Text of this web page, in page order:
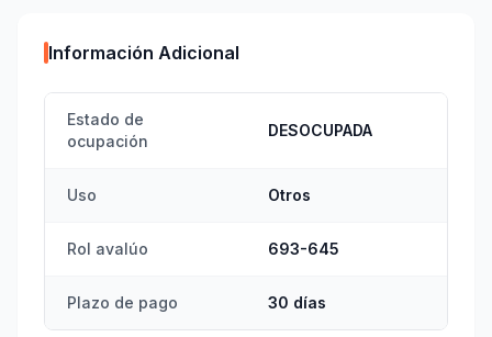
Información Adicional
Estado de
ocupación
DESOCUPADA
Uso Otros
Rol avalúo 693-645
Plazo de pago 30 días